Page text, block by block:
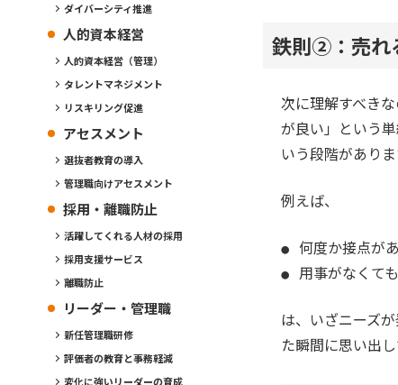
鉄則②：売れ
次に理解すべき
が良い」という
いう段階がありま
例えば、
何度か接点が
用事がなくて
は、いざニーズ
た瞬間に思い出
ダイバーシティ推進
人的資本経営
人的資本経営（管理）
タレントマネジメント
リスキリング促進
アセスメント
選抜者教育の導入
管理職向けアセスメント
採用・離職防止
活躍してくれる人材の採用
採用支援サービス
離職防止
リーダー・管理職
新任管理職研修
評価者の教育と事務軽減
変化に強いリーダーの育成